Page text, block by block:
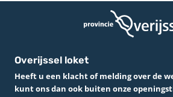
Overijssel loket
Heeft u een klacht of melding over de
kunt ons dan ook buiten onze